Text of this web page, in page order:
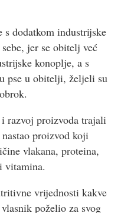
s dodatkom industrijske
jer se obitelj već
konoplje, a s
pse u obitelji, željeli su
razvoj proizvoda trajali
proizvod koji
vlakana, proteina,
vitamina.
vrijednosti kakve
poželio za svog